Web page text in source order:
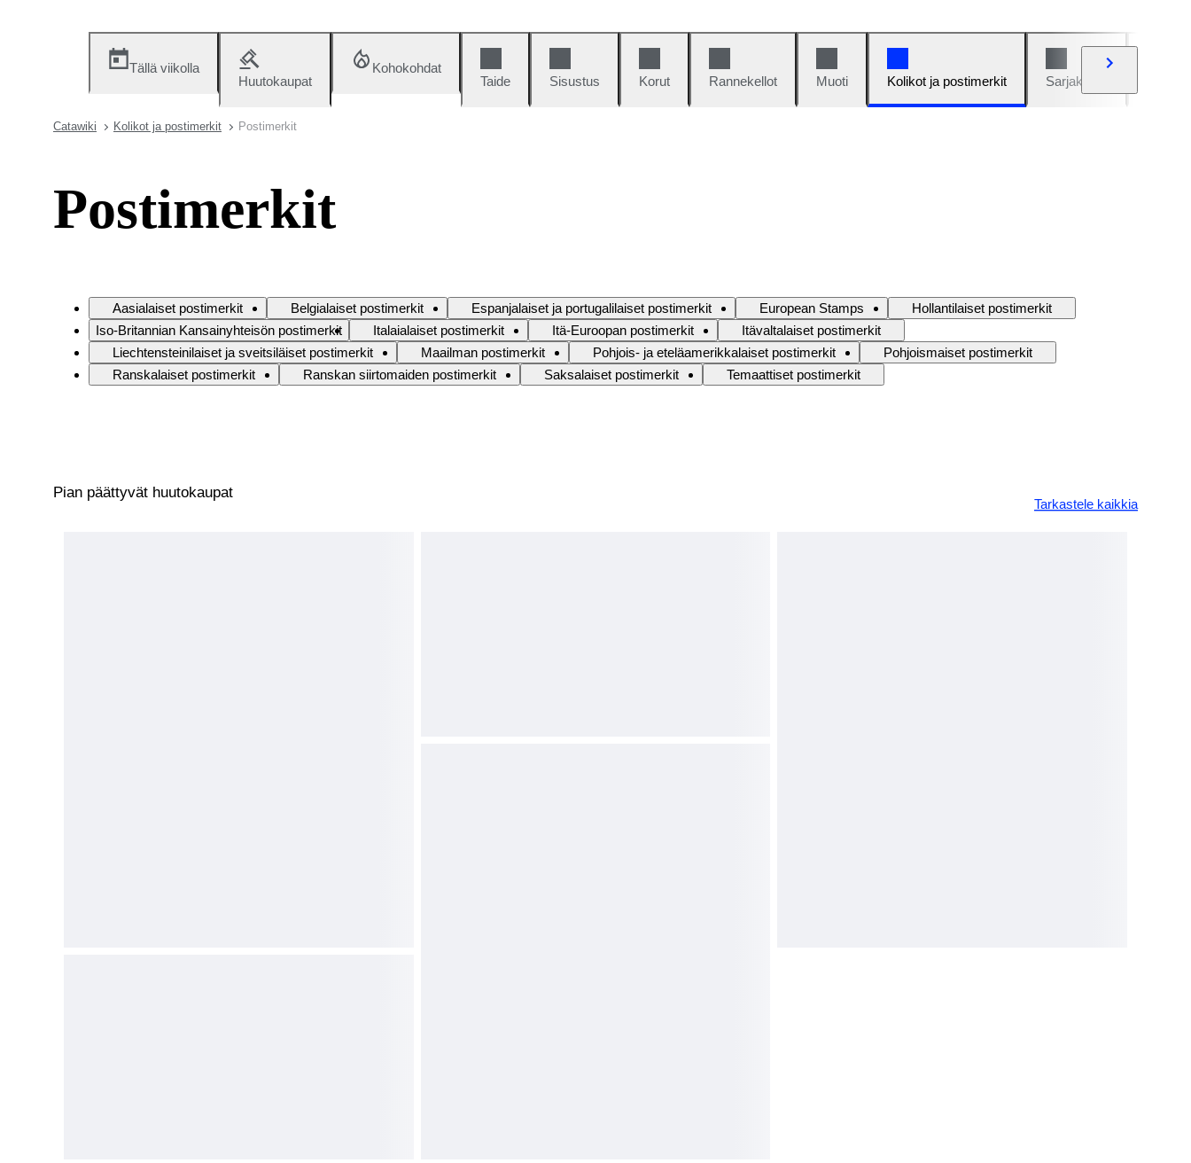
Tällä viikolla
Huutokaupat
Kohokohdat
Taide
Sisustus Korut Rannekellot Muoti Kolikot ja postimerkit Sarjakuvat
Catawiki Kolikot ja postimerkit Postimerkit
Postimerkit
Aasialaiset postimerkit Belgialaiset postimerkit Espanjalaiset ja portugalilaiset postimerkit European Stamps
Hollantilaiset postimerkit
Iso-Britannian Kansainyhteisön postimerkit
Italaialaiset postimerkit Itä-Euroopan postimerkit
Itävaltalaiset postimerkit
Liechtensteinilaiset ja sveitsiläiset postimerkit
Maailman postimerkit Pohjois- ja eteläamerikkalaiset postimerkit
Pohjoismaiset postimerkit
Ranskalaiset postimerkit
Ranskan siirtomaiden postimerkit Saksalaiset postimerkit Temaattiset postimerkit
Pian päättyvät huutokaupat
Tarkastele kaikkia